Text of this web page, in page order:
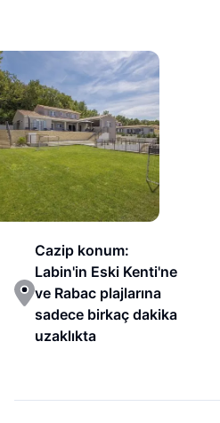
Cazip konum:
Labin'in Eski Kenti'ne
ve Rabac plajlarına
sadece birkaç dakika
uzaklıkta